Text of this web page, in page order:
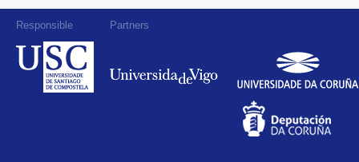
Responsible Partners